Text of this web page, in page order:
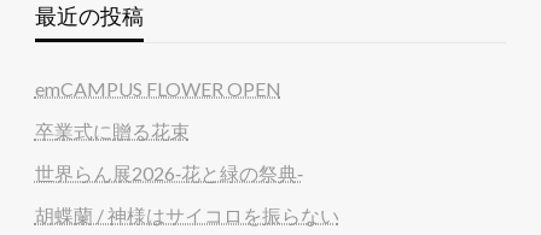
最近の投稿
emCAMPUS FLOWER OPEN
卒業式に贈る花束
世界らん展2026‐花と緑の祭典‐
胡蝶蘭 / 神様はサイコロを振らない